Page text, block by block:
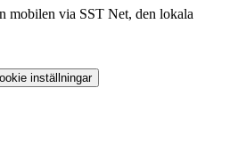
mobilen via SST Net, den lokala
inställningar